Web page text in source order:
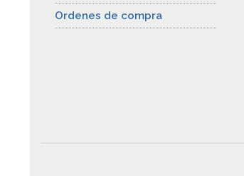
Ordenes de compra